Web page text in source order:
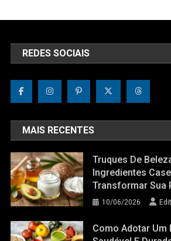
REDES SOCIAIS
MAIS RECENTES
Truques De
Ingredientes
Transformar Sua
10/06/2026
Como Adotar Um